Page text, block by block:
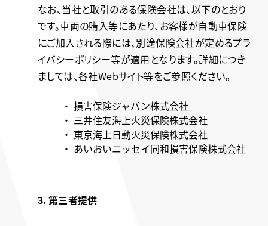
なお、当社と取引のある保険会社は、以下のとおり
です。車両の購入等にあたり、お客様が自動車保険
にご加入される際には、別途保険会社が定めるプラ
イバシーポリシー等が適用となります。詳細につき
ましては、各社Webサイト等をご参照ください。
・ 損害保険ジャパン株式会社
・ 三井住友海上火災保険株式会社
・ 東京海上日動火災保険株式会社
・ あいおいニッセイ同和損害保険株式会社
3．第三者提供